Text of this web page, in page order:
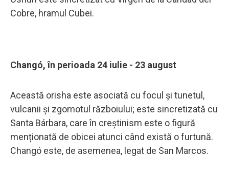
Cobre, hramul Cubei.
Changó, în perioada 24 iulie - 23 august
Această orisha este asociată cu focul și tunetul,
vulcanii și zgomotul războiului; este sincretizată cu
Santa Bárbara, care în creștinism este o figură
menționată de obicei atunci când există o furtună.
Changó este, de asemenea, legat de San Marcos.